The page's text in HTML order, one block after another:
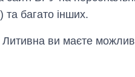
та багато інших.
ви маєте